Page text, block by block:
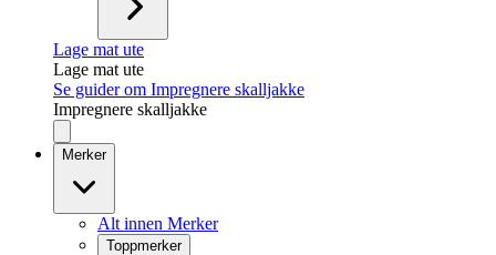
Lage mat ute
Lage mat ute
Se guider om Impregnere skalljakke
Impregnere skalljakke
Merker
Alt innen Merker
Toppmerker